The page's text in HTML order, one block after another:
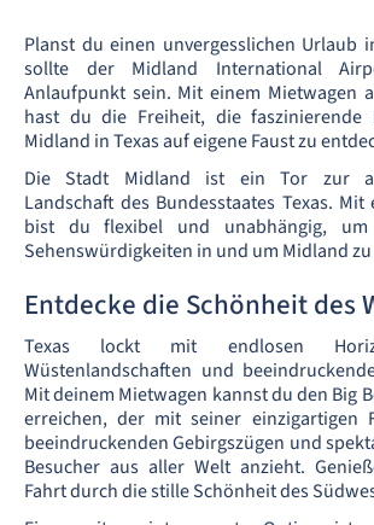
Planst du einen unvergesslichen Urlaub
sollte der Midland International
Anlaufpunkt sein. Mit einem Mietwagen
hast du die Freiheit, die faszinierende
Midland in Texas auf eigene Faust zu
Die Stadt Midland ist ein Tor zur
Landschaft des Bundesstaates Texas.
bist du flexibel und unabhängig, um
Sehenswürdigkeiten in und um Midland
Entdecke die Schönheit des
Texas lockt mit endlosen
Wüstenlandschaften und
Mit deinem Mietwagen kannst du den Big
erreichen, der mit seiner einzigartigen
beeindruckenden Gebirgszügen und
Besucher aus aller Welt anzieht.
Fahrt durch die stille Schönheit des